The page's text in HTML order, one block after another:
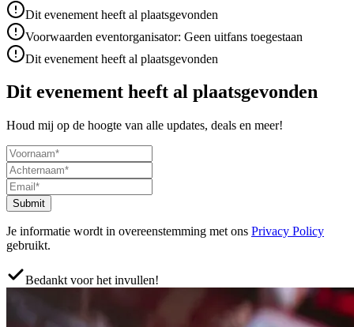
Dit evenement heeft al plaatsgevonden
Voorwaarden eventorganisator: Geen uitfans toegestaan
Dit evenement heeft al plaatsgevonden
Dit evenement heeft al plaatsgevonden
Houd mij op de hoogte van alle updates, deals en meer!
Submit
Je informatie wordt in overeenstemming met ons Privacy Policy
gebruikt.
Bedankt voor het invullen!